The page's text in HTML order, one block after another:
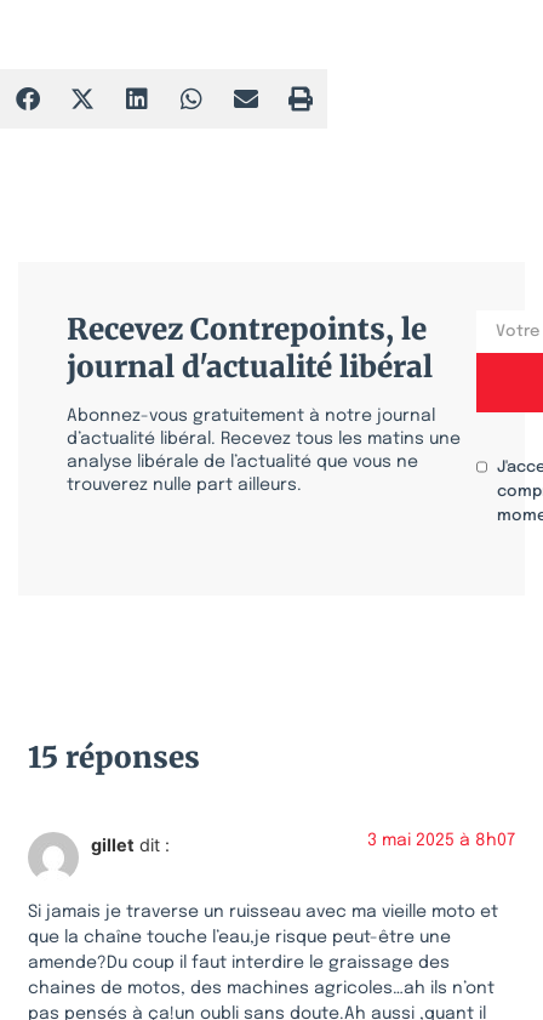
Recevez Contrepoints, le
journal d'actualité libéral
Abonnez-vous gratuitement à notre journal
d’actualité libéral. Recevez tous les matins une
analyse libérale de l’actualité que vous ne
trouverez nulle part ailleurs.
15 réponses
gillet dit : 3 mai 2025 à 8h07
Si jamais je traverse un ruisseau avec ma vieille moto et
que la chaîne touche l’eau,je risque peut-être une
amende?Du coup il faut interdire le graissage des
chaines de motos, des machines agricoles…ah ils n’ont
pas pensés à ça!un oubli sans doute.Ah aussi ,quant il